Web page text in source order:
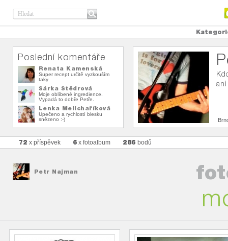
Poslední komentáře
Renata Kamenská
Super recept určitě vyzkouším
taky
Šárka Štědrová
Moje oblíbené ingredience.
Vypadá to dobře Petře.
Lenka Melichaříková
Upečeno a rychlostí blesku
snězeno :-)
72 x příspěvek 6 x fotoalbum 286 bodů
Petr Najman